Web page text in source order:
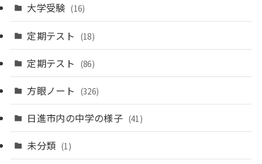
大学受験 (16)
定期テスト (18)
定期テスト (86)
方眼ノート (326)
日進市内の中学の様子 (41)
未分類 (1)